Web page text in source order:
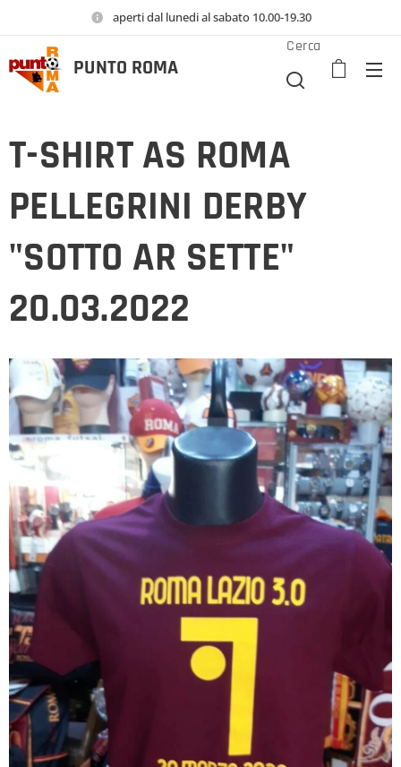
aperti dal lunedi al sabato 10.00-19.30
PUNTO ROMA
Cerca
T-SHIRT AS ROMA
PELLEGRINI DERBY
"SOTTO AR SETTE"
20.03.2022